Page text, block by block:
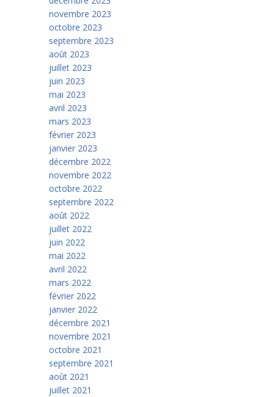
novembre 2023
octobre 2023
septembre 2023
août 2023
juillet 2023
juin 2023
mai 2023
avril 2023
mars 2023
février 2023
janvier 2023
décembre 2022
novembre 2022
octobre 2022
septembre 2022
août 2022
juillet 2022
juin 2022
mai 2022
avril 2022
mars 2022
février 2022
janvier 2022
décembre 2021
novembre 2021
octobre 2021
septembre 2021
août 2021
juillet 2021